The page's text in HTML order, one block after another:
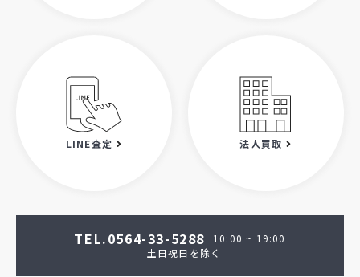
LINE査定 法人買取
TEL.0564-33-5288
10:00 ~ 19:00
土日祝日を除く